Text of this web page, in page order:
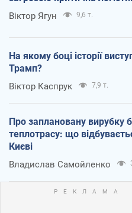
Віктор Ягун 9,6 т.
На якому боці історії
Трамп?
Віктор Каспрук 7,9 т.
Про заплановану вирубку
теплотрасу: що
Києві
Владислав Самойленко